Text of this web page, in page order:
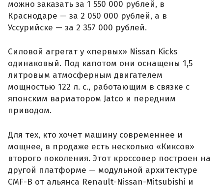
можно заказать за 1 550 000 рублей, в
Краснодаре — за 2 050 000 рублей, а в
Уссурийске — за 2 357 000 рублей.
Силовой агрегат у «первых» Nissan Kicks
одинаковый. Под капотом они оснащены 1,5
литровым атмосферным двигателем
мощностью 122 л. с., работающим в связке с
японским вариатором Jatco и передним
приводом.
Для тех, кто хочет машину современнее и
мощнее, в продаже есть несколько «Киксов»
второго поколения. Этот кроссовер построен на
другой платформе — модульной архитектуре
CMF-B от альянса Renault-Nissan-Mitsubishi и